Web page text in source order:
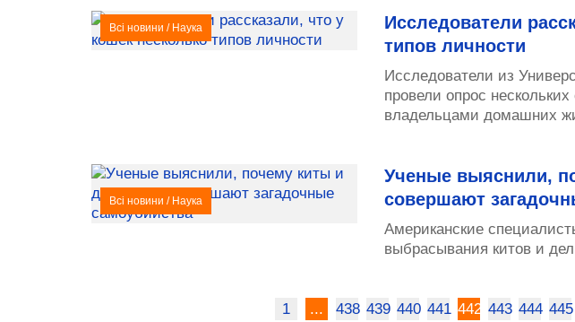
Всі новини / Наука
Исследователи
типов личности
Исследователи из
провели опрос
владельцами домашних
Всі новини / Наука
Ученые выяснили,
совершают
Американские
выбрасывания китов и
1 ... 438 439 440 441 442 443 444 445